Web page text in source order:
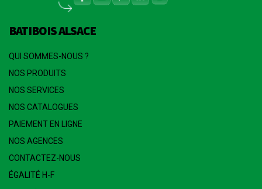
BATIBOIS ALSACE
QUI SOMMES-NOUS ?
NOS PRODUITS
NOS SERVICES
NOS CATALOGUES
PAIEMENT EN LIGNE
NOS AGENCES
CONTACTEZ-NOUS
ÉGALITÉ H-F